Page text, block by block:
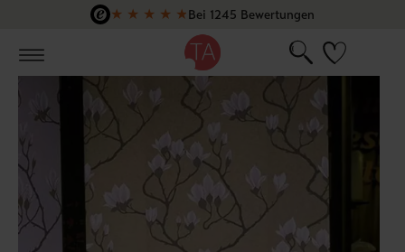
Zum Hauptinhalt springen
★ ★ ★ ★ ★Bei 1245 Bewertungen